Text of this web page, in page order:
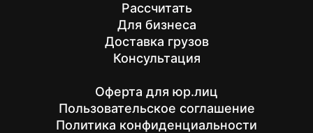
Рассчитать
Для бизнеса
Доставка грузов
Консультация
Оферта для юр.лиц
Пользовательское соглашение
Политика конфиденциальности